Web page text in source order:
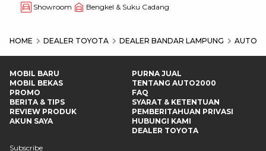
Showroom Bengkel & Suku Cadang
HOME DEALER TOYOTA DEALER BANDAR LAMPUNG
MOBIL BARU
MOBIL BEKAS
PROMO
BERITA & TIPS
REVIEW PRODUK
AKUN SAYA
PURNA JUAL
TENTANG AUTO2000
FAQ
SYARAT & KETENTUAN
PEMBERITAHUAN PRIVASI
HUBUNGI KAMI
DEALER TOYOTA
Subscribe